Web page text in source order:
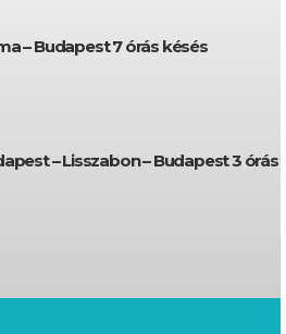
– Budapest 7 órás késés
– Lisszabon – Budapest 3 órás